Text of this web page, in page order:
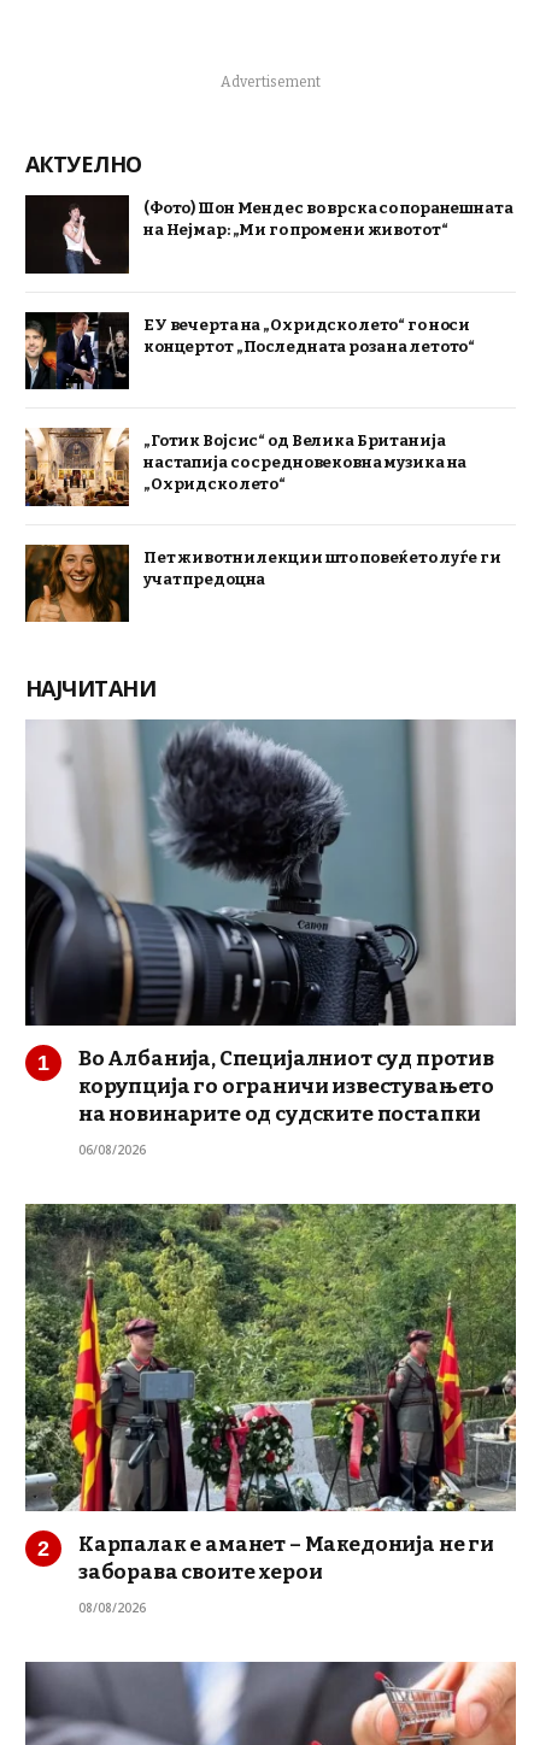
Advertisement
АКТУЕЛНО
(Фото) Шон Мендес во врска со поранешната
на Нејмар: „Ми го промени животот“
ЕУ вечерта на „Охридско лето“ го носи
концертот „Последната роза на летото“
„Готик Војсис“ од Велика Британија
настапија со средновековна музика на
„Охридско лето“
Пет животни лекции што повеќето луѓе ги
учат предоцна
НАЈЧИТАНИ
Во Албанија, Специјалниот суд против
корупција го ограничи известувањето
на новинарите од судските постапки
06/08/2026
Карпалак е аманет – Македонија не ги
заборава своите херои
08/08/2026